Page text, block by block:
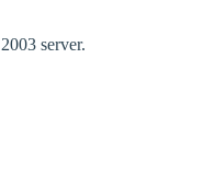
server.